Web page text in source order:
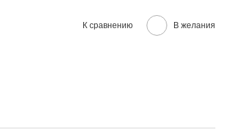
К сравнению В желания